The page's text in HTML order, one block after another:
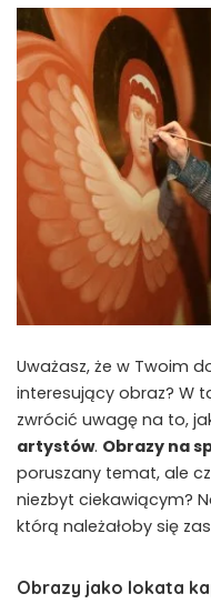
Uważasz, że w Twoim
interesujący obraz? W
zwrócić uwagę na to,
artystów. Obrazy na
poruszany temat, ale
niezbyt ciekawiącym?
którą należałoby się
Obrazy jako lokata